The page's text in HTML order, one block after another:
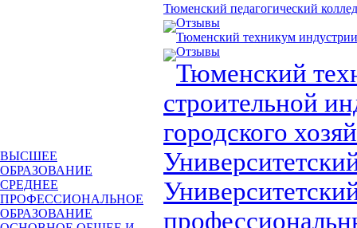
ВЫСШЕЕ
ОБРАЗОВАНИЕ
СРЕДНЕЕ
ПРОФЕССИОНАЛЬНОЕ
ОБРАЗОВАНИЕ
Тюменский педагогический
Отзывы
Тюменский техникум
Отзывы
Тюменский
строительной
городского